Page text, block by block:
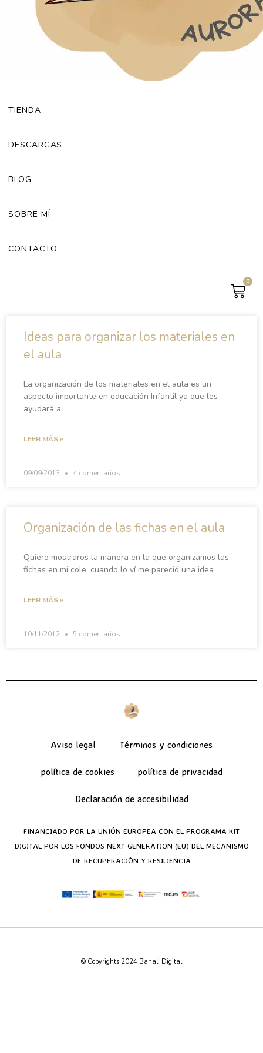
TIENDA
DESCARGAS
BLOG
SOBRE MÍ
CONTACTO
0
Ideas para organizar los materiales en
el aula
La organización de los materiales en el aula es un
aspecto importante en educación Infantil ya que les
ayudará a
LEER MÁS »
09/09/2013 4 comentarios
Organización de las fichas en el aula
Quiero mostraros la manera en la que organizamos las
fichas en mi cole, cuando lo ví me pareció una idea
LEER MÁS »
10/11/2012 5 comentarios
Aviso legal Términos y condiciones
política de cookies política de privacidad
Declaración de accesibilidad
FINANCIADO POR LA UNIÓN EUROPEA CON EL PROGRAMA KIT
DIGITAL POR LOS FONDOS NEXT GENERATION (EU) DEL MECANISMO
DE RECUPERACIÓN Y RESILIENCIA
© Copyrights 2024 Banali Digital